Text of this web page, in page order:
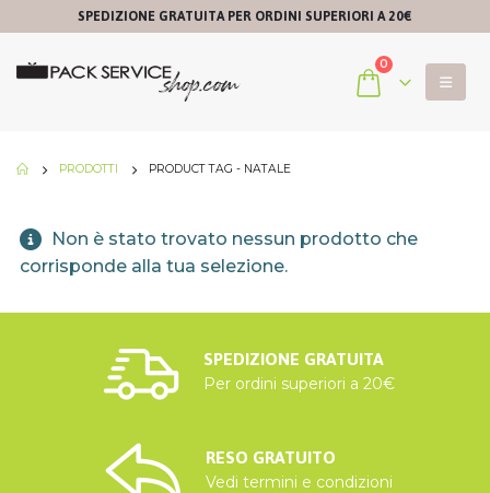
SPEDIZIONE GRATUITA PER ORDINI SUPERIORI A 20€
0
PRODOTTI PRODUCT TAG - NATALE
Non è stato trovato nessun prodotto che
corrisponde alla tua selezione.
SPEDIZIONE GRATUITA
Per ordini superiori a 20€
RESO GRATUITO
Vedi termini e condizioni